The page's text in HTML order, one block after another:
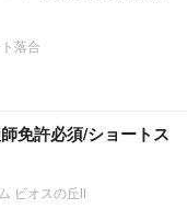
落合
免許必須/ショートス
ビオスの丘Ⅱ